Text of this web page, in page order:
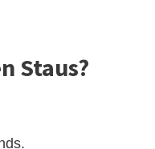
Staus?